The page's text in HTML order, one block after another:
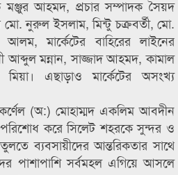
আহমদ, প্রচার সম্পাদক সৈয়দ
নুরুল ইসলাম, মিন্টু চক্রবর্তী, মো.
মার্কেটের বাহিরের লাইনের
আব্দুল মন্নান, সাজ্জাদ আহমদ, কামাল
এছাড়াও মার্কেটের অসংখ্য
(অ:) মোহাম্মদ একলিম আবদীন
পরিশোধ করে সিলেট শহরকে সুন্দর ও
ব্যবসায়ীদের আন্তরিকতার সাথে
পাশাপাশি সর্বমহল এগিয়ে আসলে